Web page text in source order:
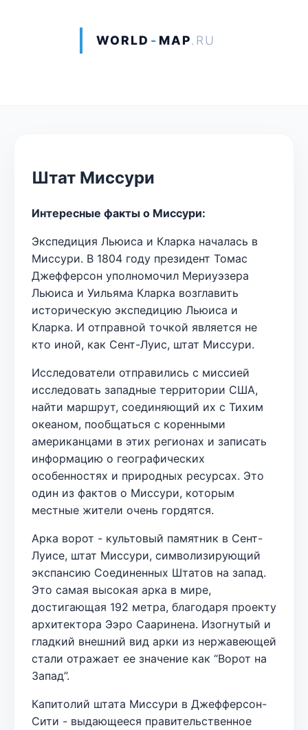
WORLD - MAP.RU
Штат Миссури
Интересные факты о Миссури:
Экспедиция Льюиса и Кларка началась в
Миссури. В 1804 году президент Томас
Джефферсон уполномочил Мериуэзера
Льюиса и Уильяма Кларка возглавить
историческую экспедицию Льюиса и
Кларка. И отправной точкой является не
кто иной, как Сент-Луис, штат Миссури.
Исследователи отправились с миссией
исследовать западные территории США,
найти маршрут, соединяющий их с Тихим
океаном, пообщаться с коренными
американцами в этих регионах и записать
информацию о географических
особенностях и природных ресурсах. Это
один из фактов о Миссури, которым
местные жители очень гордятся.
Арка ворот - культовый памятник в Сент-
Луисе, штат Миссури, символизирующий
экспансию Соединенных Штатов на запад.
Это самая высокая арка в мире,
достигающая 192 метра, благодаря проекту
архитектора Ээро Сааринена. Изогнутый и
гладкий внешний вид арки из нержавеющей
стали отражает ее значение как “Ворот на
Запад”.
Капитолий штата Миссури в Джефферсон-
Сити - выдающееся правительственное